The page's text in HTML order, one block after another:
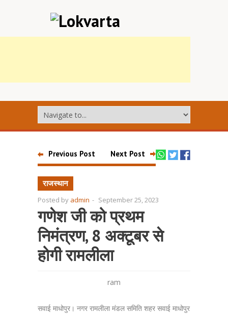
Previous Post Next Post
राजस्थान
Posted by admin - September 25, 2023
गणेश जी को प्रथम
निमंत्रण, 8 अक्टूबर से
होगी रामलीला
ram
सवाई माधोपुर। नगर रामलीला मंडल समिति शहर सवाई माधोपुर